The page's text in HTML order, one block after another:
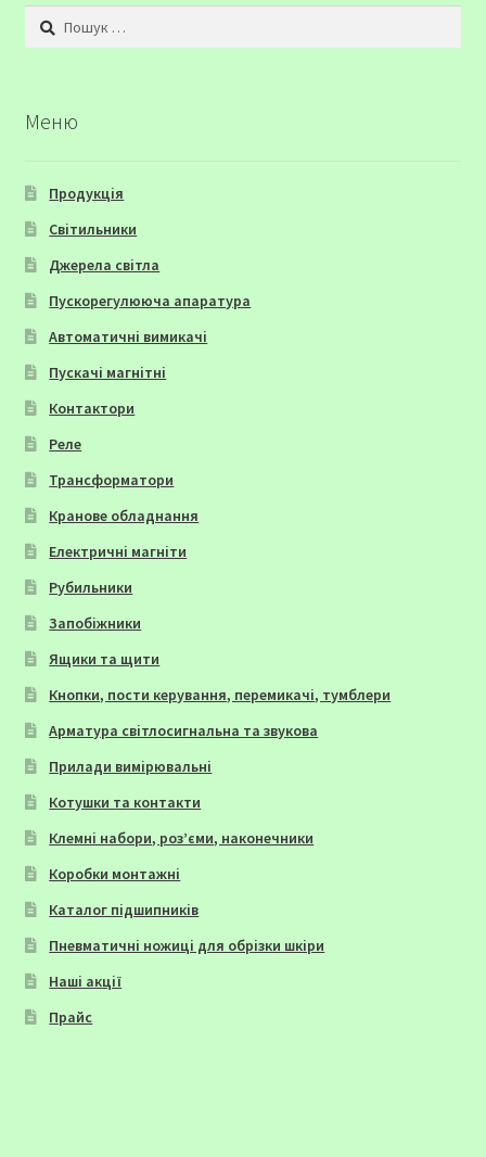
Пошук:
Меню
Продукція
Світильники
Джерела світла
Пускорегулююча апаратура
Автоматичні вимикачі
Пускачі магнітні
Контактори
Реле
Трансформатори
Кранове обладнання
Електричні магніти
Рубильники
Запобіжники
Ящики та щити
Кнопки, пости керування, перемикачі, тумблери
Арматура світлосигнальна та звукова
Прилади вимірювальні
Котушки та контакти
Клемні набори, роз’єми, наконечники
Коробки монтажні
Каталог підшипників
Пневматичні ножиці для обрізки шкіри
Наші акції
Прайс